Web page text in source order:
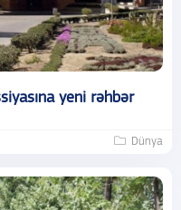
yeni rəhbər
Dünya